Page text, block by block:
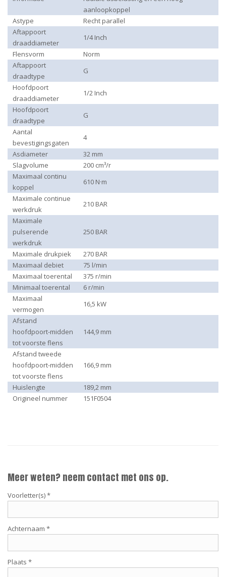
aanloopkoppel
Astype
Recht parallel
Aftappoort
draaddiameter
1/4 Inch
Flensvorm
Norm
Aftappoort
draadtype
G
Hoofdpoort
draaddiameter
1/2 Inch
Hoofdpoort
draadtype
G
Aantal
bevestigingsgaten
4
Asdiameter
32 mm
Slagvolume
200 cm³/r
Maximaal continu
koppel
610 N·m
Maximale continue
werkdruk
210 BAR
Maximale
pulserende
werkdruk
250 BAR
Maximale drukpiek
270 BAR
Maximaal debiet
75 l/min
Maximaal toerental
375 r/min
Minimaal toerental
6 r/min
Maximaal
vermogen
16,5 kW
Afstand
hoofdpoort-midden
tot voorste flens
144,9 mm
Afstand tweede
hoofdpoort-midden
tot voorste flens
166,9 mm
Huislengte
189,2 mm
Origineel nummer
151F0504
Meer weten? neem contact met ons op.
Voorletter(s) *
Achternaam *
Plaats *